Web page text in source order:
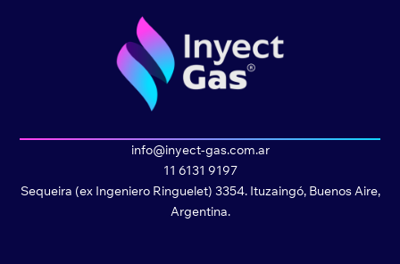
info@inyect-gas.com.ar
11 6131 9197
Sequeira (ex Ingeniero Ringuelet) 3354. Ituzaingó, Buenos Aire,
Argentina.